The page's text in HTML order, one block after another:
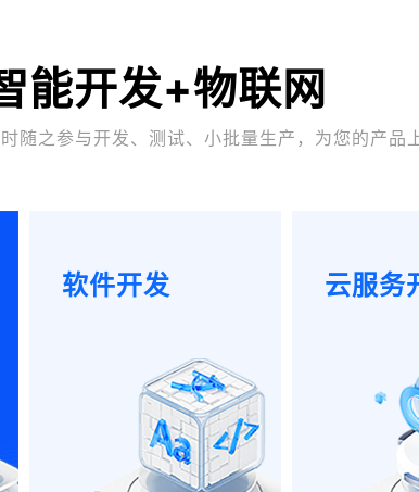
能开发+物联网
随之参与开发、测试、小批量生产，为您的产品
软件开发 云服务